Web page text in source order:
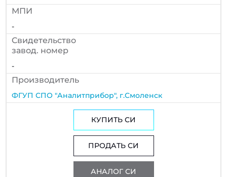
МПИ
-
Cвидетельство
завод. номер
-
Производитель
ФГУП СПО "Аналитприбор", г.Смоленск
КУПИТЬ СИ
ПРОДАТЬ СИ
АНАЛОГ СИ